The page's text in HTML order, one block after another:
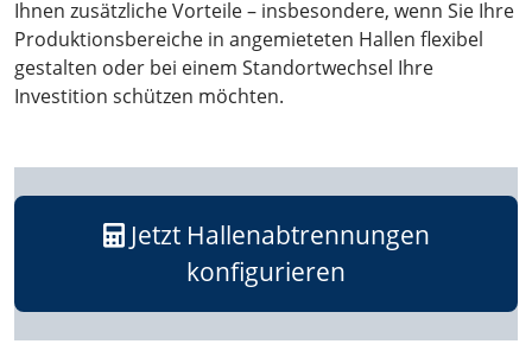
Ihnen zusätzliche Vorteile – insbesondere, wenn Sie Ihre
Produktionsbereiche in angemieteten Hallen flexibel
gestalten oder bei einem Standortwechsel Ihre
Investition schützen möchten.
Jetzt Hallenabtrennungen
konfigurieren